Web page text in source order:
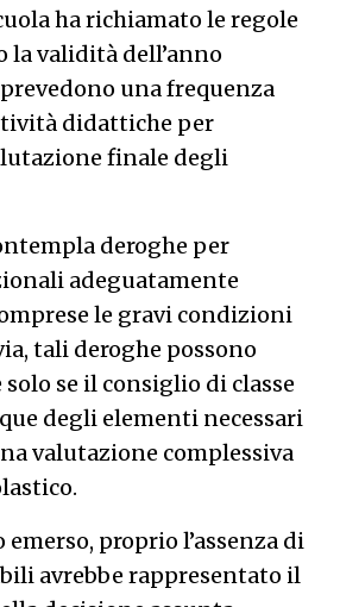
ha richiamato le regole
la validità dell’anno
una frequenza
didattiche per
finale degli
deroghe per
adeguatamente
le gravi condizioni
tali deroghe possono
solo se il consiglio di classe
degli elementi necessari
valutazione complessiva
proprio l’assenza di
avrebbe rappresentato il